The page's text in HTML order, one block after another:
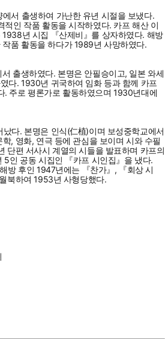
서 출생하여 가난한 유년 시절을 보냈다.
적인 작품 활동을 시작하였다. 카프 해산 이
년 시집 『산제비』를 상자하였다. 해방
품 활동을 하다가 1989년 사망하였다.
출생하였다. 본명은 안필승이고, 일본 와세
다. 1930년 귀국하여 임화 등과 함께 카프
. 주로 평론가로 활동하였으며 1930년대에
다. 본명은 인식(仁植)이며 보성중학교에서
, 영화, 연극 등에 관심을 보이며 시와 수필
단편 서사시 계열의 시들을 발표하며 카프의
5인 공동 시집인 『카프 시인집』을 냈다.
방 후인 1947년에는 『찬가』, 『회상 시
북하여 1953년 사형당했다.